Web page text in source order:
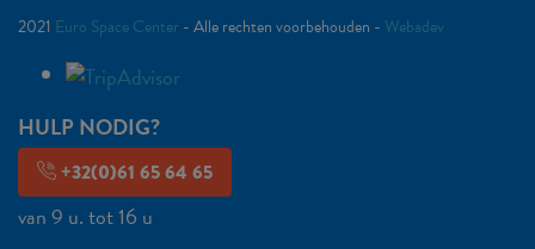
2021 Euro Space Center - Alle rechten voorbehouden - Webadev
HULP NODIG?
+32(0)61 65 64 65
van 9 u. tot 16 u